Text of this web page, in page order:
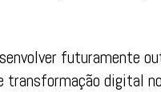
futuramente
digital